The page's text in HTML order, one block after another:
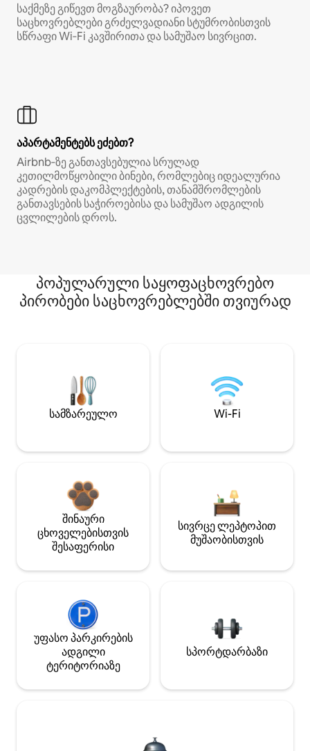
საქმეზე გიწევთ მოგზაურობა? იპოვეთ
საცხოვრებლები გრძელვადიანი სტუმრობისთვის
სწრაფი Wi‑Fi კავშირითა და სამუშაო სივრცით.
აპარტამენტებს ეძებთ?
Airbnb‑ზე განთავსებულია სრულად
კეთილმოწყობილი ბინები, რომლებიც იდეალურია
კადრების დაკომპლექტების, თანამშრომლების
განთავსების საჭიროებისა და სამუშაო ადგილის
ცვლილების დროს.
პოპულარული საყოფაცხოვრებო
პირობები საცხოვრებლებში თვიურად
სამზარეულო Wi-Fi
შინაური
ცხოველებისთვის
შესაფერისი
სივრცე ლეპტოპით
მუშაობისთვის
უფასო პარკირების
ადგილი
ტერიტორიაზე
სპორტდარბაზი